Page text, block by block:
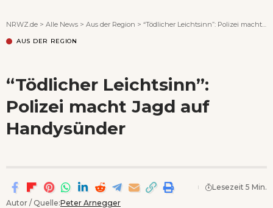
NRWZ.de > Alle News > Aus der Region > “Tödlicher Leichtsinn”: Polizei macht Jagd auf Handysünder
AUS DER REGION
“Tödlicher Leichtsinn”:
Polizei macht Jagd auf
Handysünder
Autor / Quelle:Peter Arnegger
Lesezeit 5 Min.